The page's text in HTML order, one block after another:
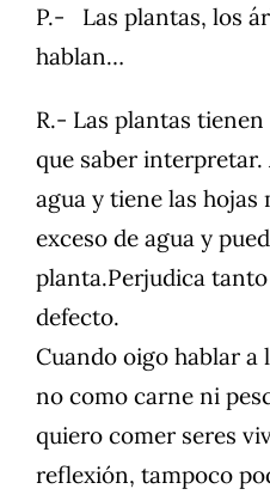
P.- Las plantas, los
hablan…
R.- Las plantas
que saber
agua y tiene las hojas
exceso de agua y
planta.Perjudica
defecto.
Cuando oigo hablar a
no como carne ni
quiero comer seres
reflexión, tampoco